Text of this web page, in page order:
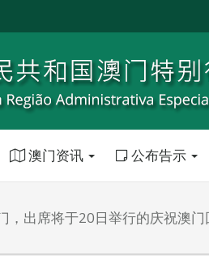
澳门资讯 公布告示
出席将于20日举行的庆祝澳